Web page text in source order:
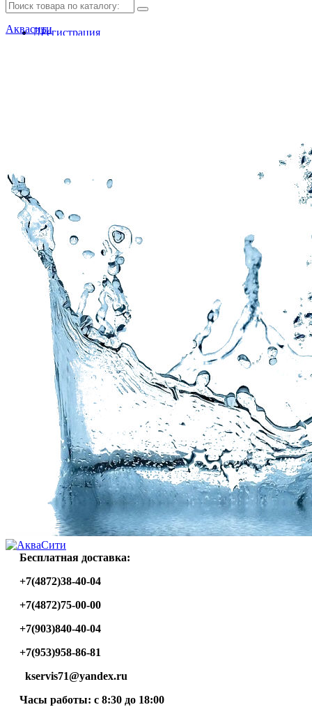
Регистрация
Аквасити
Бесплатная доставка:
+7(4872)38-40-04
+7(4872)75-00-00
+7(903)840-40-04
+7(953)958-86-81
kservis71@yandex.ru
Часы работы: с 8:30 до 18:00